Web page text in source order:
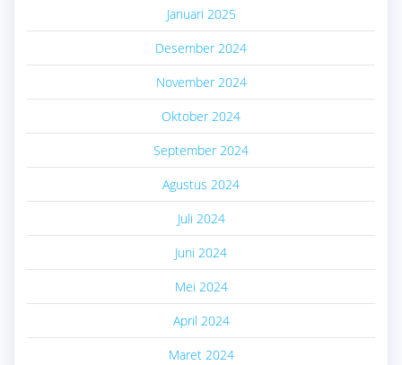
Januari 2025
Desember 2024
November 2024
Oktober 2024
September 2024
Agustus 2024
Juli 2024
Juni 2024
Mei 2024
April 2024
Maret 2024